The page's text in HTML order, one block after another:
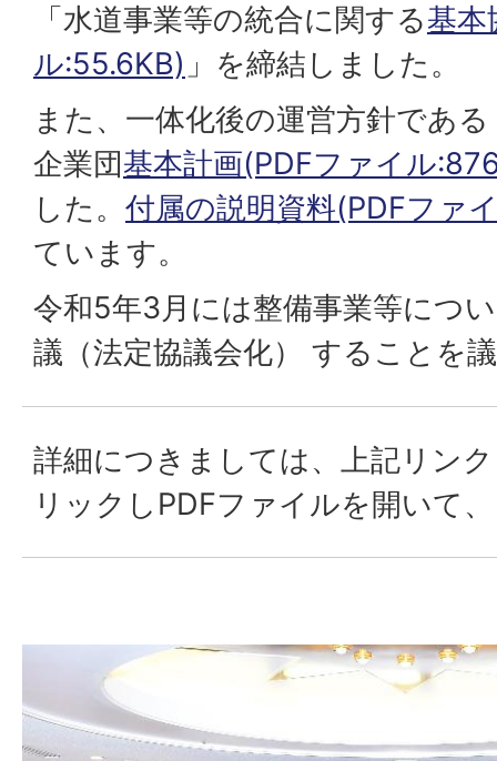
「水道事業等の統合に関する基本
ル:55.6KB) 」を締結しました。
また、⼀体化後の運営⽅針であ
企業団基本計画(PDFファイル
した。 付属の説明資料(PDFファ
ています。
令和5年3月には整備事業等につ
議（法定協議会化） することを
詳細につきましては、上記リン
リックしPDFファイルを開いて